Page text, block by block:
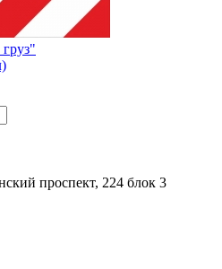
проспект, 224 блок 3